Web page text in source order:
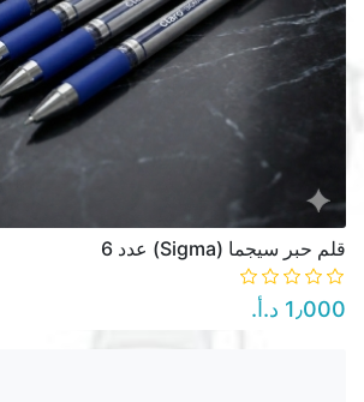
قلم حبر سيجما (Sigma) عدد 6
1٫000 د.أ.‏